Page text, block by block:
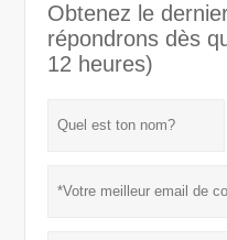
Obtenez le
répondrons dès
12 heures)